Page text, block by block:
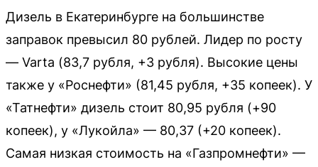
Дизель в Екатеринбурге на большинстве
заправок превысил 80 рублей. Лидер по росту
— Varta (83,7 рубля, +3 рубля). Высокие цены
также у «Роснефти» (81,45 рубля, +35 копеек). У
«Татнефти» дизель стоит 80,95 рубля (+90
копеек), у «Лукойла» — 80,37 (+20 копеек).
Самая низкая стоимость на «Газпромнефти» —